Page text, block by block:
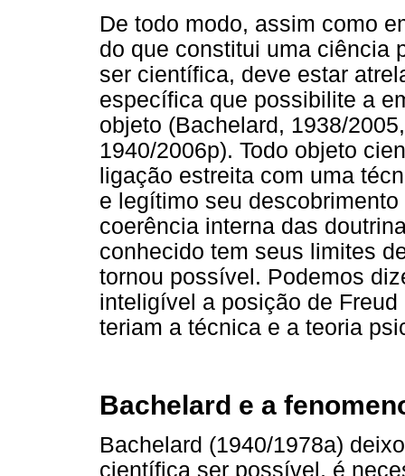
De todo modo, assim como
do que constitui uma ciência
ser científica, deve estar
específica que possibilite a
objeto (Bachelard, 1938/
1940/2006p). Todo objeto
ligação estreita com uma
e legítimo seu
coerência interna das
conhecido tem seus limites
tornou possível. Podemos
inteligível a posição de
teriam a técnica e a teoria
Bachelard e a
Bachelard (1940/1978a)
científica ser possível, é